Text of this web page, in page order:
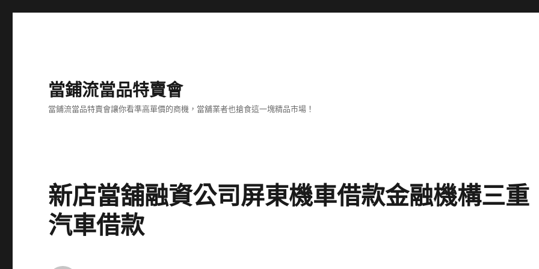
當鋪流當品特賣會
當鋪流當品特賣會讓你看準高單價的商機，當舖業者也搶食這一塊精品市場！
新店當舖融資公司屏東機車借款金融機構三重
汽車借款